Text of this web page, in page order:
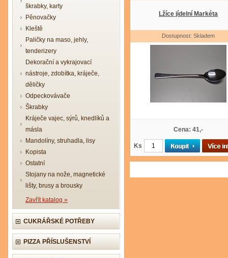
škrabky, karty
Pěnovačky
Kleště
Paličky na maso, jehly,
tenderizery
Dekorační a vykrajovací
nástroje, zdobítka, kráječe,
děličky
Odpeckovávače
Škrabky
Kráječe vajec, sýrů, knedlíků a
másla
Mandolíny, struhadla, lisy
Kopista
Ostatní
Stojany na nože, magnetické
lišty, brusy a brousky
Zavřít katalog »
CUKRÁŘSKÉ POTŘEBY
PIZZA PŘÍSLUŠENSTVÍ
Lžíce jídelní Markéta
Dostupnost: Skladem
Cena: 41,-
Ks